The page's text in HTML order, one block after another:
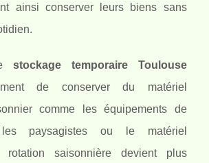
ainsi conserver leurs biens sans
stockage temporaire Toulouse
de conserver du matériel
comme les équipements de
paysagistes ou le matériel
rotation saisonnière devient plus